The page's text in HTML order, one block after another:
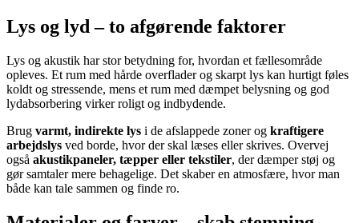
Lys og lyd – to afgørende faktorer
Lys og akustik har stor betydning for, hvordan et fællesområde
opleves. Et rum med hårde overflader og skarpt lys kan hurtigt føles
koldt og stressende, mens et rum med dæmpet belysning og god
lydabsorbering virker roligt og indbydende.
Brug varmt, indirekte lys i de afslappede zoner og kraftigere
arbejdslys ved borde, hvor der skal læses eller skrives. Overvej
også akustikpaneler, tæpper eller tekstiler, der dæmper støj og
gør samtaler mere behagelige. Det skaber en atmosfære, hvor man
både kan tale sammen og finde ro.